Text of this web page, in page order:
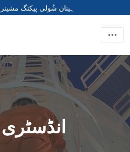
ہینان شُولی پیکنگ
انڈسٹری